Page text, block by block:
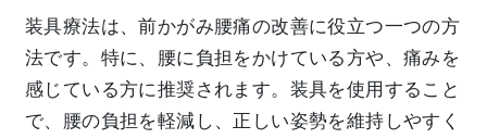
装具療法は、前かがみ腰痛の改善に役立つ一つの方
法です。特に、腰に負担をかけている方や、痛みを
感じている方に推奨されます。装具を使用すること
で、腰の負担を軽減し、正しい姿勢を維持しやすく